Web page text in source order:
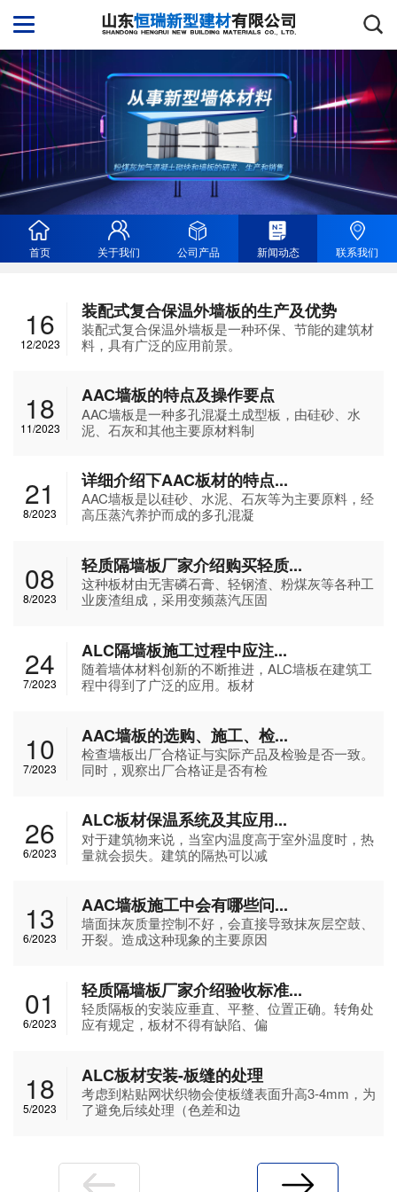
首页 关于我们 公司产品 新闻动态 联系我们
16
12/2023
装配式复合保温外墙板的生产及优势
装配式复合保温外墙板是一种环保、节能的建筑材
料，具有广泛的应用前景。
18
11/2023
AAC墙板的特点及操作要点
AAC墙板​是一种多孔混凝土成型板，由硅砂、水
泥、石灰和其他主要原材料制
21
8/2023
详细介绍下AAC板材的特点...
AAC墙板是以硅砂、水泥、石灰等为主要原料，经
高压蒸汽养护而成的多孔混凝
08
8/2023
轻质隔墙板厂家介绍购买轻质...
这种板材由无害磷石膏、轻钢渣、粉煤灰等各种工
业废渣组成，采用变频蒸汽压固
24
7/2023
ALC隔墙板施工过程中应注...
随着墙体材料创新的不断推进，ALC墙板在建筑工
程中得到了广泛的应用。板材
10
7/2023
AAC墙板的选购、施工、检...
检查墙板出厂合格证与实际产品及检验是否一致。
同时，观察出厂合格证是否有检
26
6/2023
ALC板材保温系统及其应用...
对于建筑物来说，当室内温度高于室外温度时，热
量就会损失。建筑的隔热可以减
13
6/2023
AAC墙板施工中会有哪些问...
墙面抹灰质量控制不好，会直接导致抹灰层空鼓、
开裂。造成这种现象的主要原因
01
6/2023
轻质隔墙板厂家介绍验收标准...
轻质隔板的安装应垂直、平整、位置正确。转角处
应有规定，板材不得有缺陷、偏
18
5/2023
ALC板材安装-板缝的处理
考虑到粘贴网状织物会使板缝表面升高3-4mm，为
了避免后续处理（色差和边
上一页